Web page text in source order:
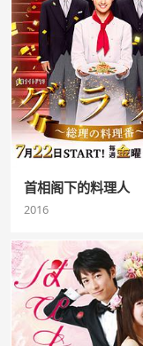
首相阁下的料理人
2016